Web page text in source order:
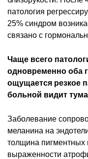
патология
25% синдром
связано с
Чаще всего
одновременно оба
ощущается резкое
больной видит
Заболевание
меланина на
толщина пигментных
выраженности